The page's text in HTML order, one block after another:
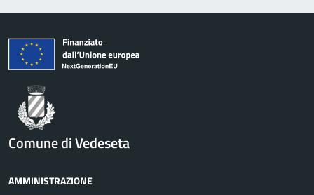
Comune di Vedeseta
AMMINISTRAZIONE